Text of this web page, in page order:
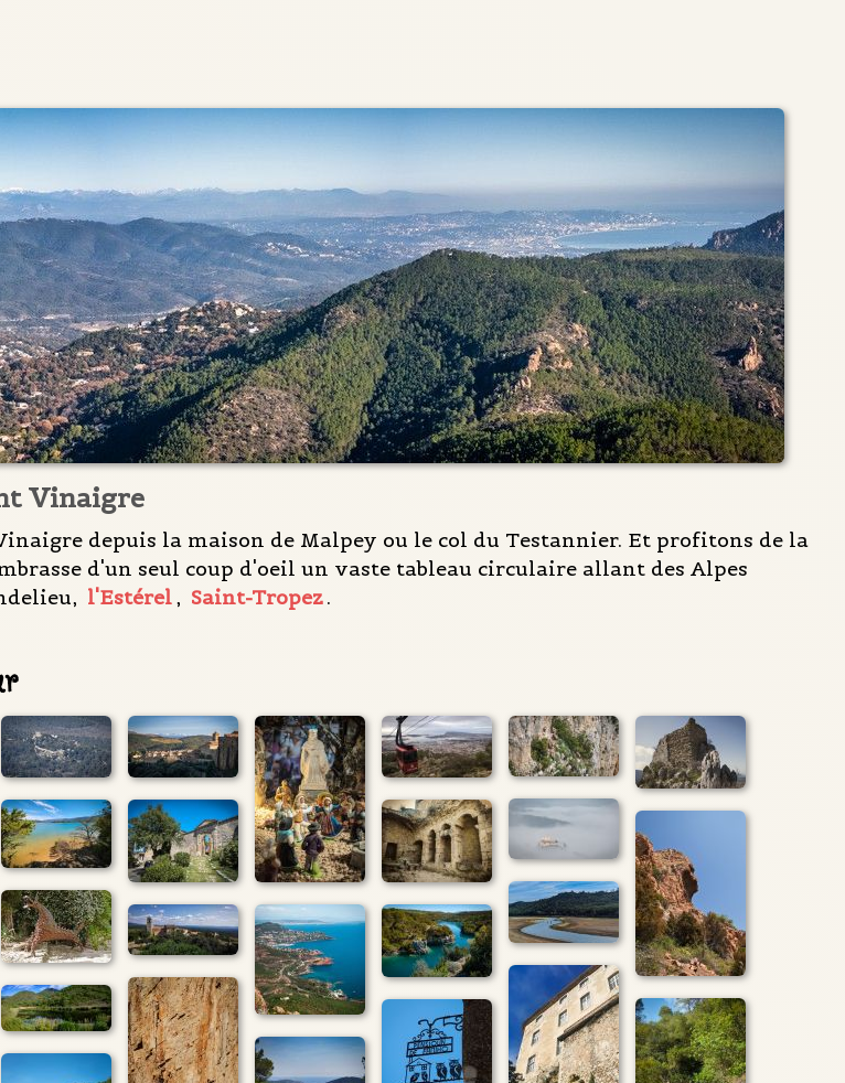
Vinaigre
depuis la maison de Malpey ou le col du Testannier. Et profitons de la
d'un seul coup d'oeil un vaste tableau circulaire allant des Alpes
l'Estérel, Saint-Tropez.